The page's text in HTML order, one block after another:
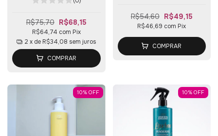
R$75,70 R$68,15
R$64,74 com Pix
2 x de R$34,08 sem juros
COMPRAR
R$54,60 R$49,15
R$46,69 com Pix
COMPRAR
10% OFF 10% OFF